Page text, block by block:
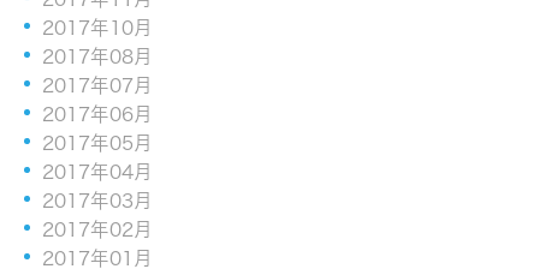
2017年10月
2017年08月
2017年07月
2017年06月
2017年05月
2017年04月
2017年03月
2017年02月
2017年01月